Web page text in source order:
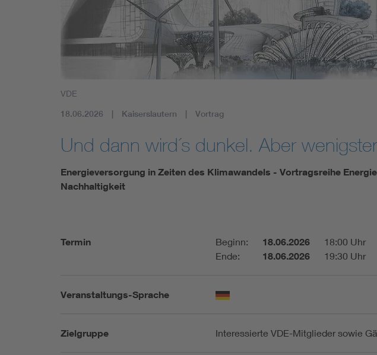
Mobility
Standards
Energy storage
Functional safety
VDE
18.06.2026 Kaiserslautern Vortrag
Und dann wird´s dunkel. Aber
Energieversorgung in Zeiten des Klimawandels - Vortragsreihe
Nachhaltigkeit
Termin Beginn: 18.06.2026
18:00 Uhr
Ende:
18.06.2026 19:30 Uhr
Veranstaltungs-Sprache
Zielgruppe Interessierte VDE-Mitglieder sowie